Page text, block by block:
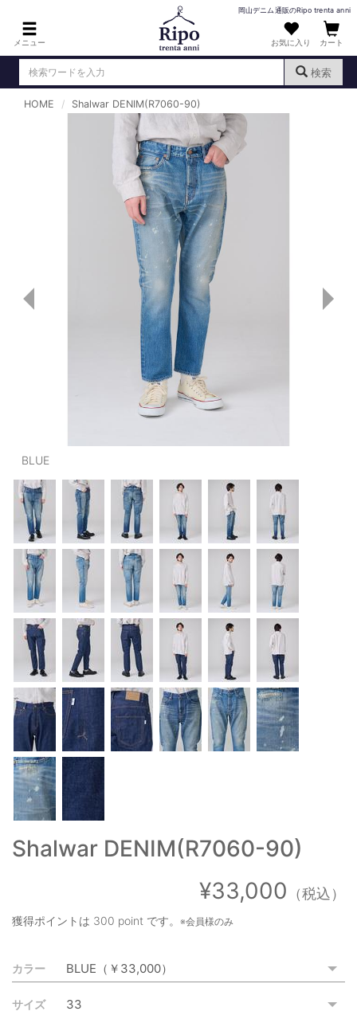
メニュー
岡山デニム通販のRipo trenta anni
お気に入り カート
検索
新規会員登録
DENIM : デニム
PANTS : パンツ
TOPS : トップス
T-SHIRT : Tシャツ
KNIT : ニット
SHIRT : シャツ
OUTERS : アウター
LADIES : レディース
PANTS/SKIRT : パンツ・スカート
TOPS : トップス
OUTERS : アウター
OUTLET : アウトレット
MENS : メンズ
LADIES : レディース
新規会員登録
お買い物カゴ
ご利用ガイド
特定商取引法に基づく表記
ご利用規約
HOME Shalwar DENIM(R7060-90)
BLUE
Shalwar DENIM(R7060-90)
¥33,000 （税込）
獲得ポイントは 300 point です。 ※会員様のみ
カラー
サイズ